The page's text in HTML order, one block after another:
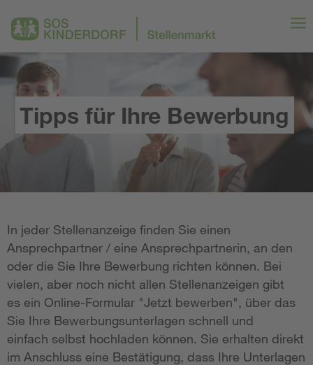
Tipps für Ihre Bewerbung
In jeder Stellenanzeige finden Sie einen
Ansprechpartner / eine Ansprechpartnerin, an den
oder die Sie Ihre Bewerbung richten können. Bei
vielen, aber noch nicht allen Stellenanzeigen gibt
es ein Online-Formular "Jetzt bewerben", über das
Sie Ihre Bewerbungsunterlagen schnell und
einfach selbst hochladen können. Sie erhalten direkt
im Anschluss eine Bestätigung, dass Ihre Unterlagen